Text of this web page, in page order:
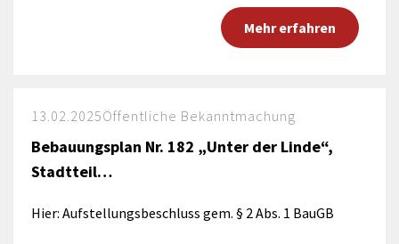
Mehr erfahren
13.02.2025Öffentliche Bekanntmachung
Bebauungsplan Nr. 182 „Unter der Linde“,
Stadtteil…
Hier: Aufstellungsbeschluss gem. § 2 Abs. 1 BauGB